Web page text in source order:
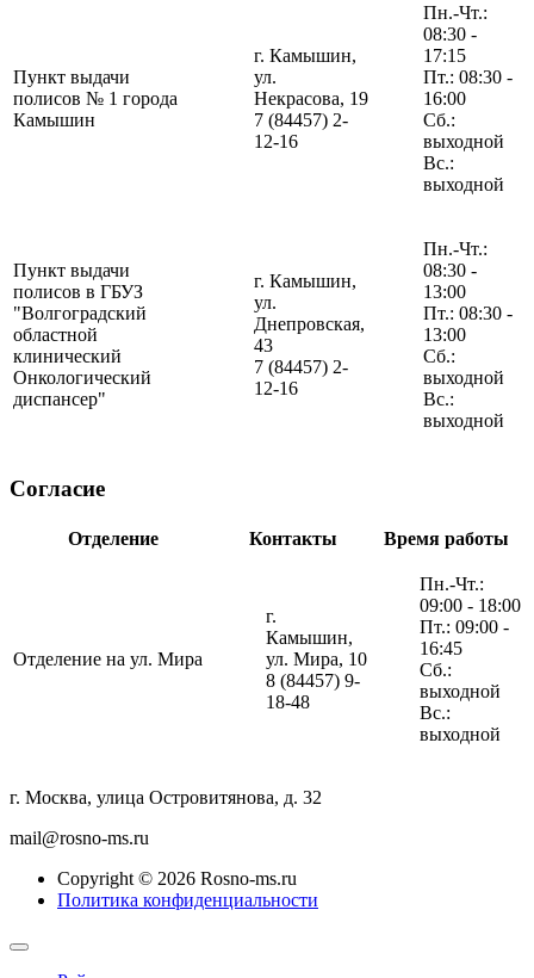
Пункт выдачи
полисов № 1 города
Камышин
г. Камышин,
ул.
Некрасова, 19
7 (84457) 2-
12-16
Пн.-Чт.:
08:30 -
17:15
Пт.: 08:30 -
16:00
Сб.:
выходной
Вс.:
выходной
Пункт выдачи
полисов в ГБУЗ
"Волгоградский
областной
клинический
Онкологический
диспансер"
г. Камышин,
ул.
Днепровская,
43
7 (84457) 2-
12-16
Пн.-Чт.:
08:30 -
13:00
Пт.: 08:30 -
13:00
Сб.:
выходной
Вс.:
выходной
Согласие
Отделение Контакты Время работы
Отделение на ул. Мира
г.
Камышин,
ул. Мира, 10
8 (84457) 9-
18-48
Пн.-Чт.:
09:00 - 18:00
Пт.: 09:00 -
16:45
Сб.:
выходной
Вс.:
выходной
г. Москва, улица Островитянова, д. 32
mail@rosno-ms.ru
Copyright © 2026 Rosno-ms.ru
Политика конфиденциальности